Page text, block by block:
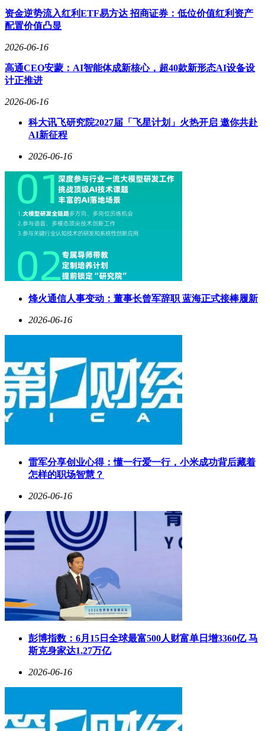
石材料散热市场规模有望达到480亿元至900亿元。在市场热情
的推动下，培育钻石板块的行情能否持续，值得投资者持续关
注。
资金逆势流入红利ETF易方达 招商证券：低位价值红利资产
配置价值凸显
2026-06-16
高通CEO安蒙：AI智能体成新核心，超40款新形态AI设备设
计正推进
2026-06-16
科大讯飞研究院2027届「飞星计划」火热开启 邀你共赴
AI新征程
2026-06-16
烽火通信人事变动：董事长曾军辞职 蓝海正式接棒履新
2026-06-16
雷军分享创业心得：懂一行爱一行，小米成功背后藏着
怎样的职场智慧？
2026-06-16
彭博指数：6月15日全球最富500人财富单日增3360亿 马
斯克身家达1.27万亿
2026-06-16